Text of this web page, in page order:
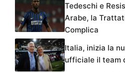
Tedeschi e
Arabe, la
Complica
Italia, inizia la
ufficiale il team